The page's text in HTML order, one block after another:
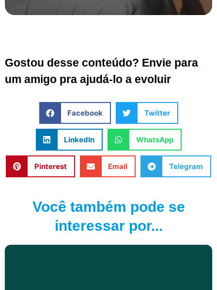
Gostou desse conteúdo? Envie para
um amigo pra ajudá-lo a evoluir
Facebook Twitter
LinkedIn WhatsApp
Pinterest Email Telegram
Você também pode se
interessar por...